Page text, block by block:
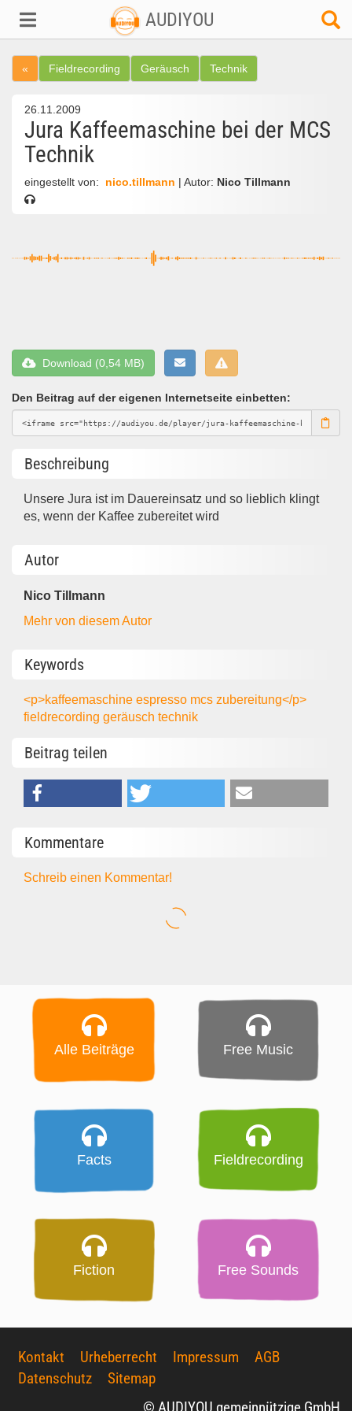
AUDIYOU
« Fieldrecording Geräusch Technik
26.11.2009
Jura Kaffeemaschine bei der MCS
Technik
eingestellt von: nico.tillmann | Autor: Nico Tillmann
Download (0,54 MB)
Den Beitrag auf der eigenen Internetseite einbetten:
Beschreibung
Unsere Jura ist im Dauereinsatz und so lieblich klingt
es, wenn der Kaffee zubereitet wird
Autor
Nico Tillmann
Mehr von diesem Autor
Keywords
<p>kaffeemaschineespresso mcszubereitung</p>
fieldrecordinggeräuschtechnik
Beitrag teilen
Kommentare
Schreib einen Kommentar!
Alle Beiträge Free Music
Facts Fieldrecording
Fiction Free Sounds
Kontakt Urheberrecht Impressum
AGB
Datenschutz
Sitemap
© AUDIYOU gemeinnützige GmbH